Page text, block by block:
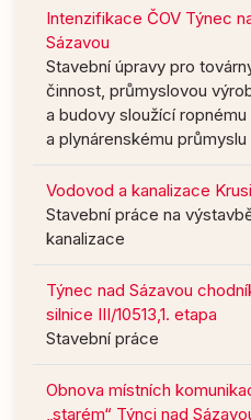
Intenzifikace ČOV Týnec
Sázavou
Stavební úpravy pro
činnost, průmyslovou
a budovy sloužící ropnému
a plynárenskému průmyslu
Vodovod a kanalizace
Stavební práce na
kanalizace
Týnec nad Sázavou
silnice III/10513,1. etapa
Stavební práce
Obnova místních
„starém“ Týnci nad